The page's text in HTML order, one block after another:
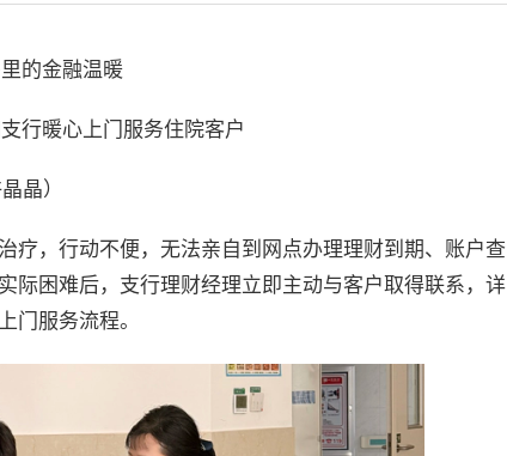
的金融温暖
行暖心上门服务住院客户
晶）
疗，行动不便，无法亲自到网点办理理财到期、账户查
际困难后，支行理财经理立即主动与客户取得联系，详
门服务流程。